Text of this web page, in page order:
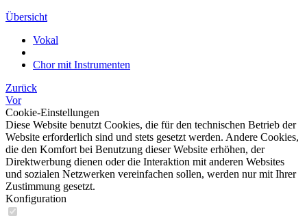
Übersicht
Vokal
Chor mit Instrumenten
Zurück
Vor
Cookie-Einstellungen
Diese Website benutzt Cookies, die für den technischen Betrieb der
Website erforderlich sind und stets gesetzt werden. Andere Cookies,
die den Komfort bei Benutzung dieser Website erhöhen, der
Direktwerbung dienen oder die Interaktion mit anderen Websites
und sozialen Netzwerken vereinfachen sollen, werden nur mit Ihrer
Zustimmung gesetzt.
Konfiguration